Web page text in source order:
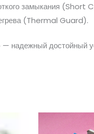
замыкания (Short
(Thermal Guard).
— надежный достойный